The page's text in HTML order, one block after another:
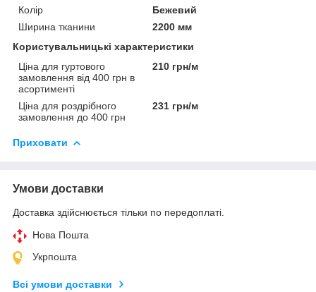
Колір
Бежевий
Ширина тканини
2200 мм
Користувальницькі характеристики
Ціна для гуртового
замовлення від 400 грн в
асортименті
210 грн/м
Ціна для роздрібного
замовлення до 400 грн
231 грн/м
Приховати
Умови доставки
Доставка здійснюється тільки по передоплаті.
Нова Пошта
Укрпошта
Всі умови доставки